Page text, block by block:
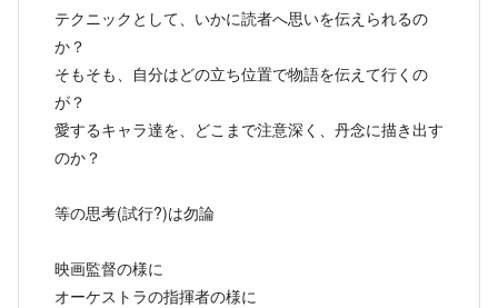
テクニックとして、いかに読者へ思いを伝えられるの
か？
そもそも、自分はどの立ち位置で物語を伝えて行くの
が？
愛するキャラ達を、どこまで注意深く、丹念に描き出す
のか？
等の思考(試行?)は勿論
映画監督の様に
オーケストラの指揮者の様に